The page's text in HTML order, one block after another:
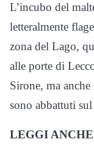
L’incubo del
letteralmente
zona del Lago,
alle porte di
Sirone, ma
sono abbattuti
LEGGI ANCHE